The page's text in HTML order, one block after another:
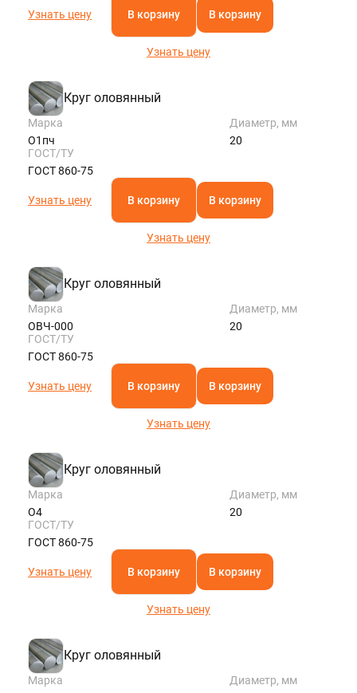
Узнать цену В корзину В корзину
Узнать цену
Круг оловянный
Марка
О1пч
Диаметр, мм
20
ГОСТ/ТУ
ГОСТ 860-75
Узнать цену В корзину В корзину
Узнать цену
Круг оловянный
Марка
ОВЧ-000
Диаметр, мм
20
ГОСТ/ТУ
ГОСТ 860-75
Узнать цену В корзину В корзину
Узнать цену
Круг оловянный
Марка
О4
Диаметр, мм
20
ГОСТ/ТУ
ГОСТ 860-75
Узнать цену В корзину В корзину
Узнать цену
Круг оловянный
Марка
Диаметр, мм